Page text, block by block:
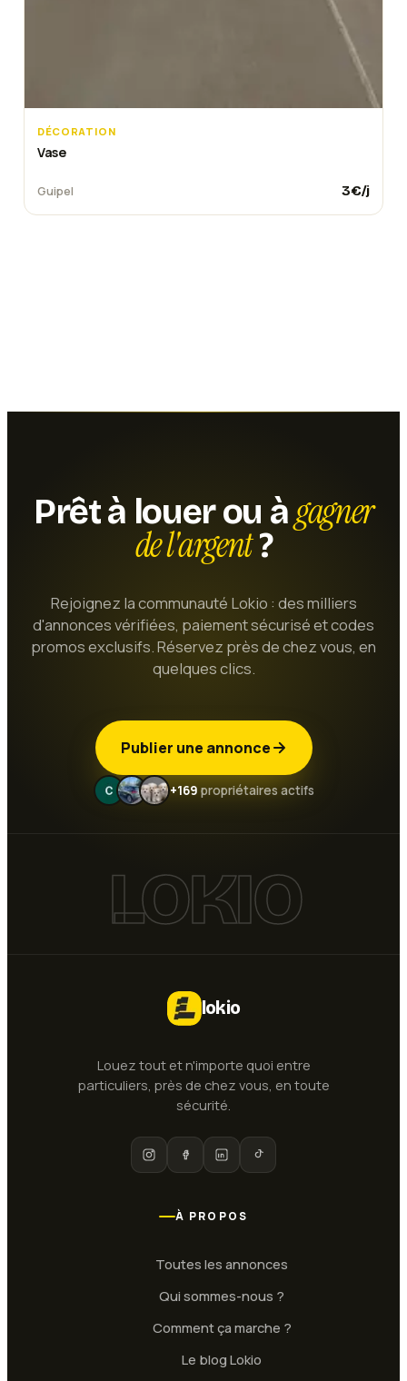
DÉCORATION
Vase
Guipel 3€/j
Prêt à louer ou àgagner
de l'argent?
Rejoignez la communauté Lokio : des milliers
d'annonces vérifiées, paiement sécurisé et codes
promos exclusifs. Réservez près de chez vous, en
quelques clics.
Publier une annonce
+169 propriétaires actifs
LOKIO
lokio
Louez tout et n'importe quoi entre
particuliers, près de chez vous, en toute
sécurité.
À PROPOS
Toutes les annonces
Qui sommes-nous ?
Comment ça marche ?
Le blog Lokio